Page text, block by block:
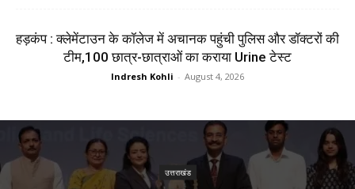
हड़कंप : क्लेमेंटाउन के कॉलेज में अचानक पहुंची पुलिस और डॉक्टरों की
टीम,100 छात्र-छात्राओं का कराया Urine टेस्ट
Indresh Kohli - August 4, 2026
उत्तराखंड